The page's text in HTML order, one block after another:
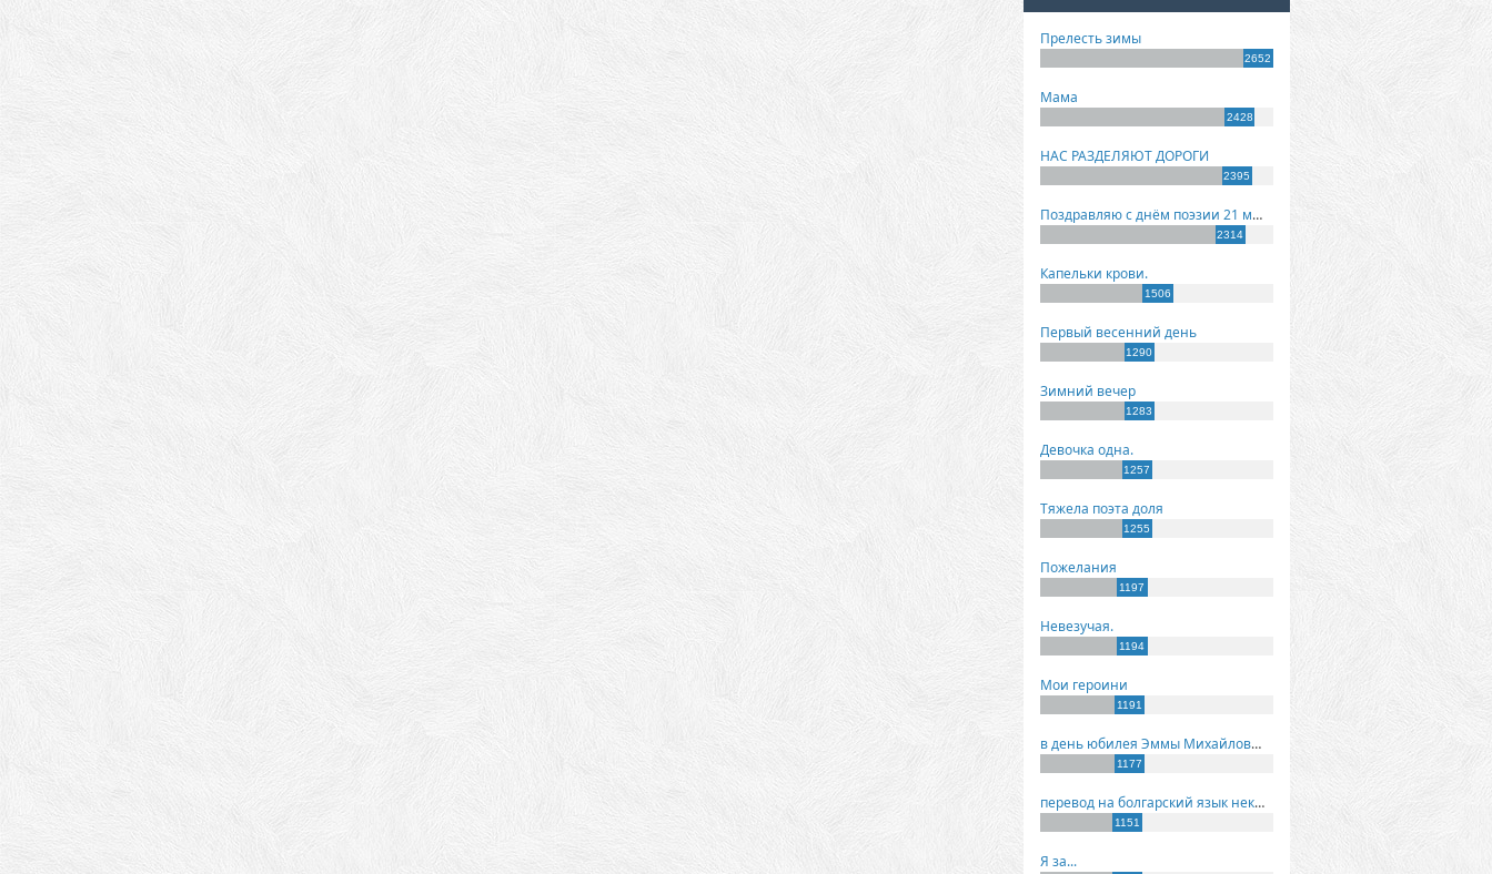
Прелесть зимы
2652
Мама
2428
НАС РАЗДЕЛЯЮТ ДОРОГИ
2395
Поздравляю с днём поэзии 21 марта!
2314
Капельки крови.
1506
Первый весенний день
1290
Зимний вечер
1283
Девочка одна.
1257
Тяжела поэта доля
1255
Пожелания
1197
Невезучая.
1194
Мои героини
1191
в день юбилея Эммы Михайловны Киселевой
1177
перевод на болгарский язык некоторых моих стихов
1151
Я за...